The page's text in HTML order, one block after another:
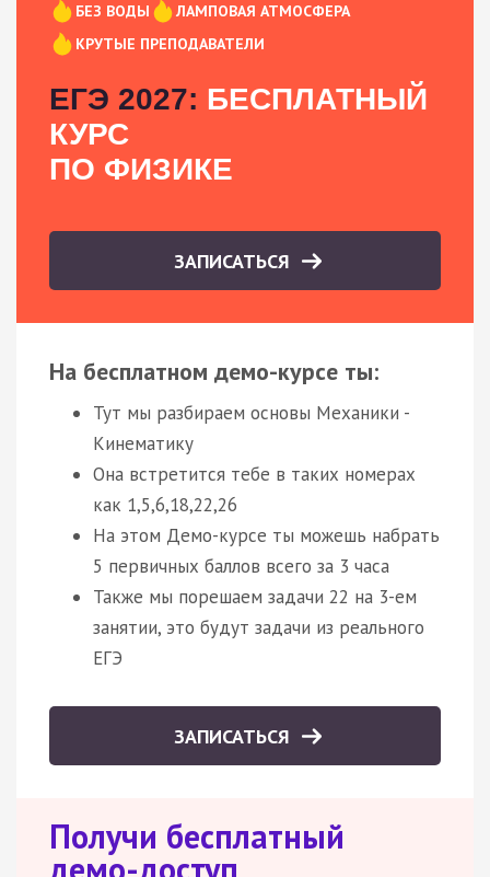
БЕЗ ВОДЫ
ЛАМПОВАЯ АТМОСФЕРА
КРУТЫЕ ПРЕПОДАВАТЕЛИ
ЕГЭ 2027: БЕСПЛАТНЫЙ
КУРС
ПО ФИЗИКЕ
ЗАПИСАТЬСЯ
На бесплатном демо-курсе ты:
Тут мы разбираем основы Механики -
Кинематику
Она встретится тебе в таких номерах
как 1,5,6,18,22,26
На этом Демо-курсе ты можешь набрать
5 первичных баллов всего за 3 часа
Также мы порешаем задачи 22 на 3-ем
занятии, это будут задачи из реального
ЕГЭ
ЗАПИСАТЬСЯ
Получи бесплатный